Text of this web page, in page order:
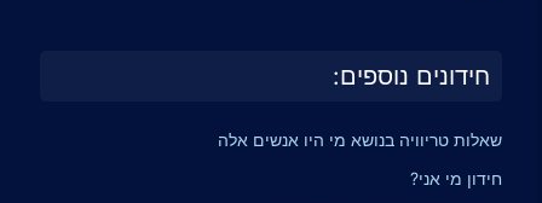
חידונים נוספים:
שאלות טריוויה בנושא מי היו אנשים אלה
חידון מי אני?